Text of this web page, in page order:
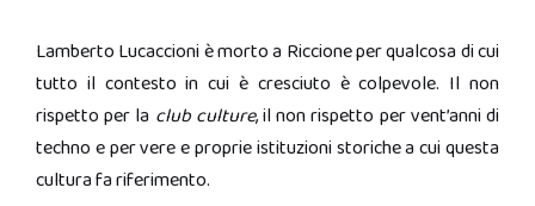
Lamberto Lucaccioni è morto a Riccione per qualcosa di cui
tutto il contesto in cui è cresciuto è colpevole. Il non
rispetto per la club culture, il non rispetto per vent’anni di
techno e per vere e proprie istituzioni storiche a cui questa
cultura fa riferimento.